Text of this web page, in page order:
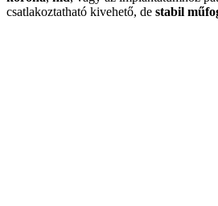
csatlakoztatható kivehető, de stabil